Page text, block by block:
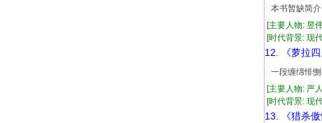
本书暂缺简介
[主要人物: 昱
[时代背景:
12. 《萝拉四
一段缠绵悱
[主要人物: 严
[时代背景:
13. 《猎杀傲